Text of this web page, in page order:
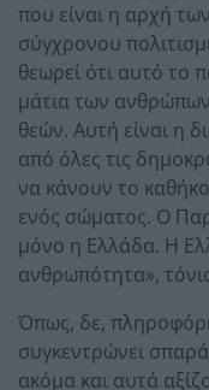
που είναι η αρχή
σύγχρονου
θεωρεί ότι αυτό το
μάτια των
θεών. Αυτή είναι η
από όλες τις
να κάνουν το
ενός σώματος. Ο
μόνο η Ελλάδα. Η
ανθρωπότητα»,
Όπως, δε,
συγκεντρώνει
ακόμα και αυτά